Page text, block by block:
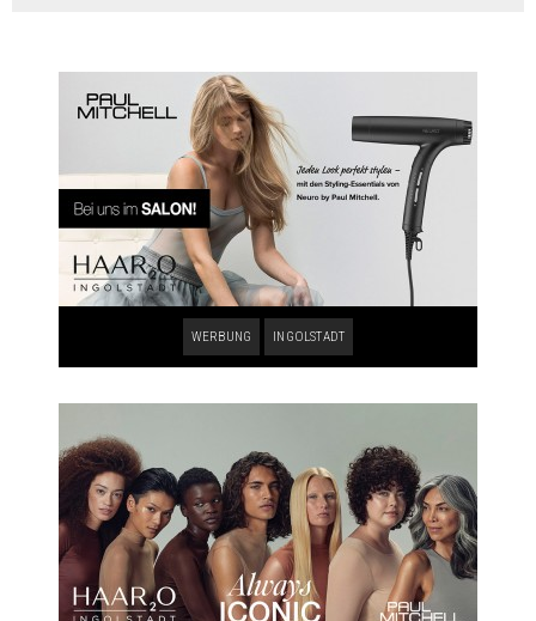
WERBUNG INGOLSTADT